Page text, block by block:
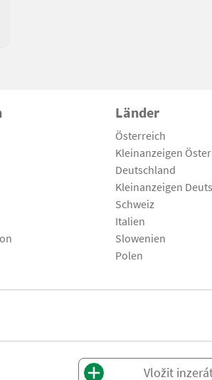
Länder
Österreich
Kleinanzeigen
Deutschland
Kleinanzeigen
Schweiz
Italien
Slowenien
Polen
Vložit